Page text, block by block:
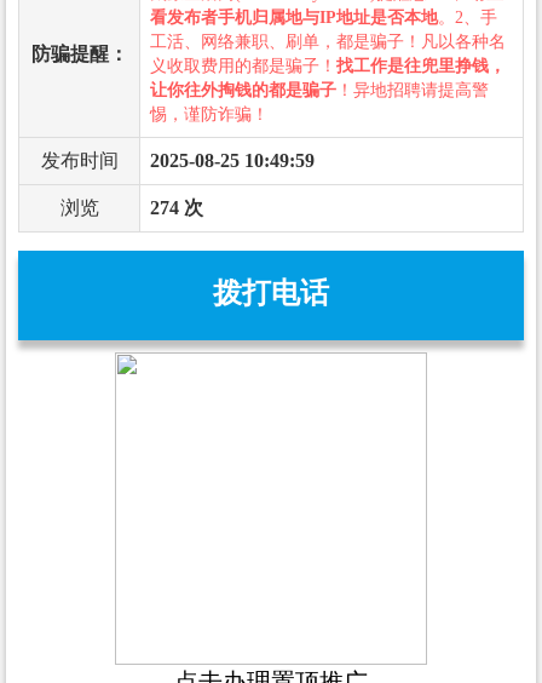
防骗提醒：
看发布者手机归属地与IP地址是否本地。2、手
工活、网络兼职、刷单，都是骗子！凡以各种名
义收取费用的都是骗子！ 找工作是往兜里挣钱，
让你往外掏钱的都是骗子 ！异地招聘请提高警
惕，谨防诈骗！
发布时间 2025-08-25 10:49:59
浏览 274 次
拨打电话